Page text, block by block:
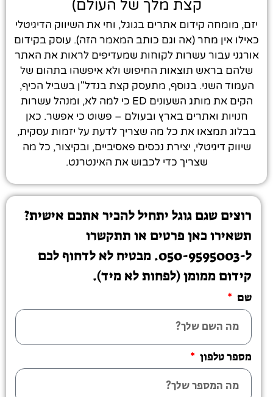
קצת מלך של העולם)
יזם, מומחה קידום אתרים בגוגל, וחי את השיווק הדיגיטלי
כאילו אין מחר (אה וגם כותב המאמר הזה). עוסק בקידום
אורגני עבור עשרות לקוחות שמעדיפים לראות את האתר
שלהם בראש תוצאות החיפוש ולא איפשהו בתהום של
העמוד השני. בנוסף, מתעסק קצת בנדל"ן בשביל הכיף,
הקים את מותג השעונים ED כי למה לא, ומנהל עשרות
חנויות ואתרים בארץ ובעולם – פשוט כי אפשר. כאן
בבלוג תמצאו את כל מה שצריך לדעת על יזמות עסקית,
שיווק דיגיטלי, יצירת נכסים פאסיביים, ובקיצור, כל מה
שצריך כדי לכבוש את האינטרנט.
רוצים שגם גוגל יתחיל להכיר אתכם אישית?
תשאירו כאן פרטים או תתקשרו
ל-050-9595003. מבטיח לא לדחוף לכם
קידום ממומן (לפחות לא מיד).
שם
מספר טלפון